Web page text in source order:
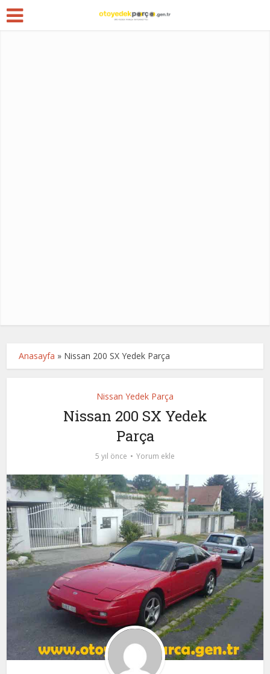
Anasayfa » Nissan 200 SX Yedek Parça
Nissan Yedek Parça
Nissan 200 SX Yedek
Parça
5 yıl önce Yorum ekle